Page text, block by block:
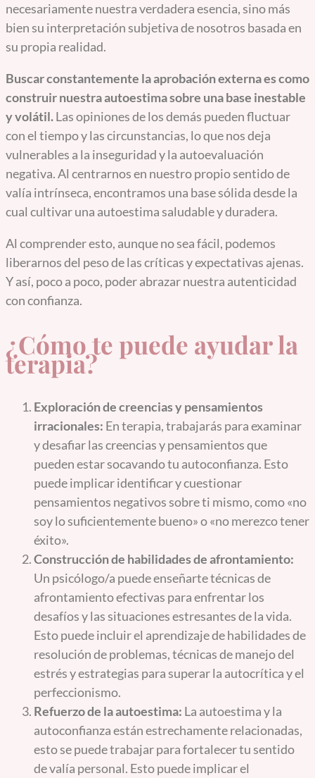
necesariamente nuestra verdadera esencia, sino más
bien su interpretación subjetiva de nosotros basada en
su propia realidad.
Buscar constantemente la aprobación externa es como
construir nuestra autoestima sobre una base inestable
y volátil.Las opiniones de los demás pueden fluctuar
con el tiempo y las circunstancias, lo que nos deja
vulnerables a la inseguridad y la autoevaluación
negativa. Al centrarnos en nuestro propio sentido de
valía intrínseca, encontramos una base sólida desde la
cual cultivar una autoestima saludable y duradera.
Al comprender esto, aunque no sea fácil, podemos
liberarnos del peso de las críticas y expectativas ajenas.
Y así, poco a poco, poder abrazar nuestra autenticidad
con confianza.
¿Cómo te puede ayudar la
terapia?
Exploración de creencias y pensamientos
irracionales: En terapia, trabajarás para examinar
y desafiar las creencias y pensamientos que
pueden estar socavando tu autoconfianza. Esto
puede implicar identificar y cuestionar
pensamientos negativos sobre ti mismo, como «no
soy lo suficientemente bueno» o «no merezco tener
éxito».
Construcción de habilidades de afrontamiento:
Un psicólogo/a puede enseñarte técnicas de
afrontamiento efectivas para enfrentar los
desafíos y las situaciones estresantes de la vida.
Esto puede incluir el aprendizaje de habilidades de
resolución de problemas, técnicas de manejo del
estrés y estrategias para superar la autocrítica y el
perfeccionismo.
Refuerzo de la autoestima: La autoestima y la
autoconfianza están estrechamente relacionadas,
esto se puede trabajar para fortalecer tu sentido
de valía personal. Esto puede implicar el